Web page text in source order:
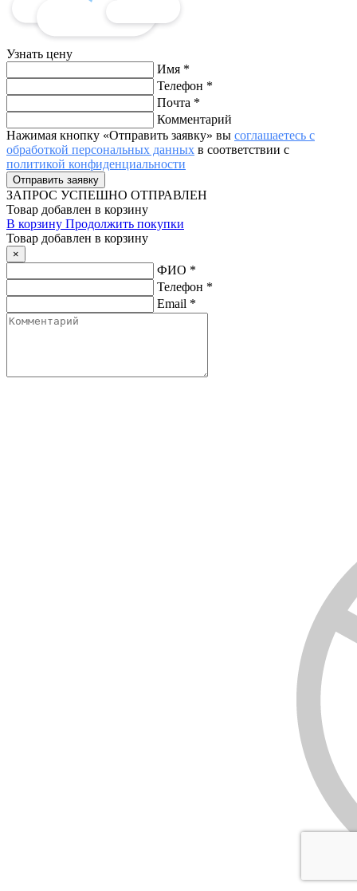
Узнать цену
Имя *
Телефон *
Почта *
Комментарий
Нажимая кнопку «Отправить заявку» вы соглашаетесь с
обработкой персональных данных в соответствии с
политикой конфиденциальности
ЗАПРОС УСПЕШНО ОТПРАВЛЕН
Товар добавлен в корзину
В корзину Продолжить покупки
Товар добавлен в корзину
×
ФИО *
Телефон *
Email *